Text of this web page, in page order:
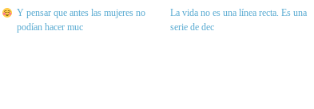
Y pensar que antes las mujeres no
podían hacer muc
La vida no es una línea recta. Es una
serie de dec